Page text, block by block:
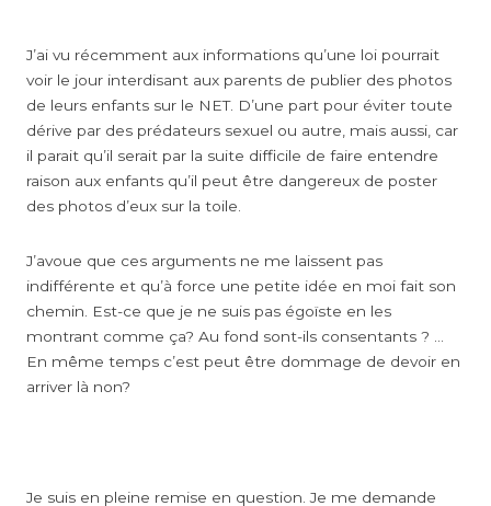
J’ai vu récemment aux informations qu’une loi pourrait
voir le jour interdisant aux parents de publier des photos
de leurs enfants sur le NET. D’une part pour éviter toute
dérive par des prédateurs sexuel ou autre, mais aussi, car
il parait qu’il serait par la suite difficile de faire entendre
raison aux enfants qu’il peut être dangereux de poster
des photos d’eux sur la toile.
J’avoue que ces arguments ne me laissent pas
indifférente et qu’à force une petite idée en moi fait son
chemin. Est-ce que je ne suis pas égoïste en les
montrant comme ça? Au fond sont-ils consentants ? …
En même temps c’est peut être dommage de devoir en
arriver là non?
Je suis en pleine remise en question. Je me demande